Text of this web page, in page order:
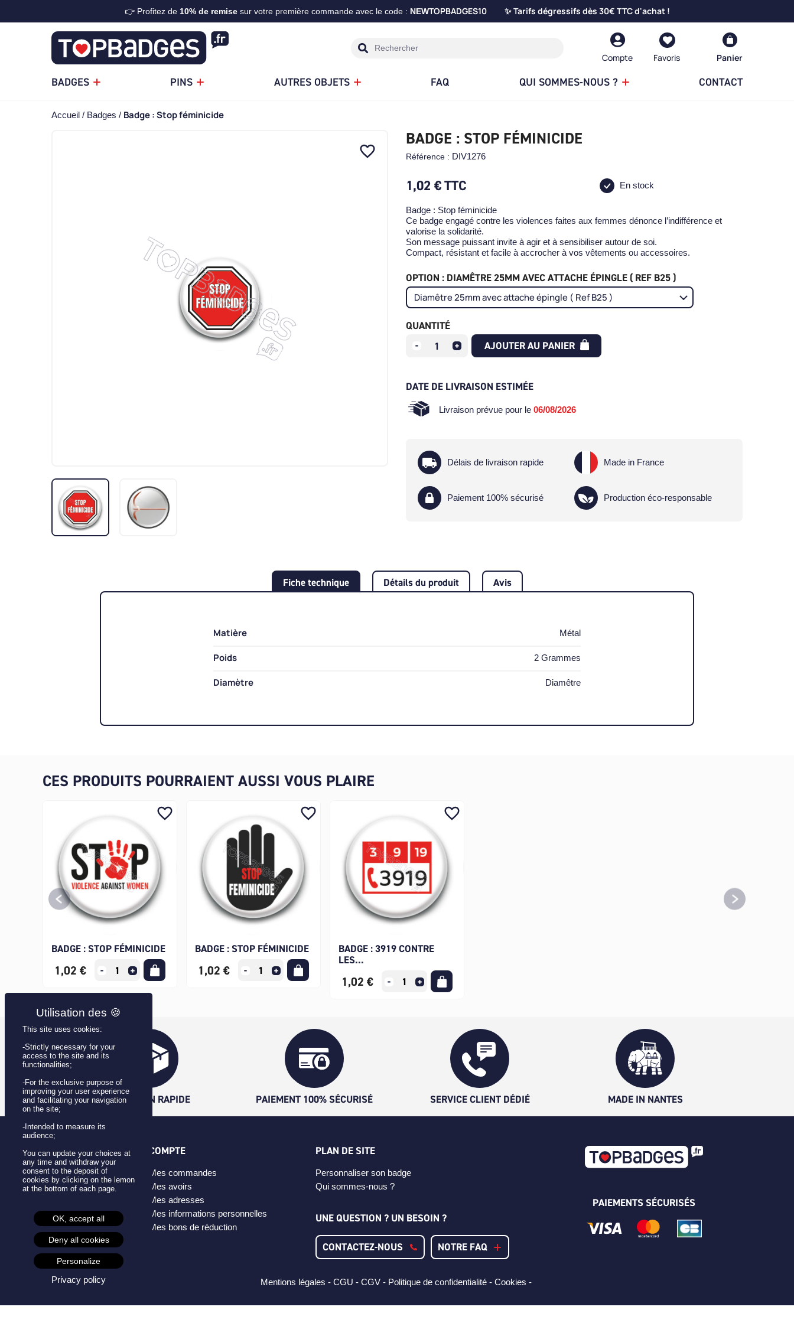
👉 Profitez de 10% de remisesur votre première commande avec le code : NEWTOPBADGES10 ✨ Tarifs dégressifs dès 30€ TTC d'achat !
Compte
BADGES PINS AUTRES OBJETS FAQ QUI SOMMES-NOUS ? CONTACT
Panier
Accueil Badges Badge : Stop féminicide
favorite_border
BADGE : STOP FÉMINICIDE
Référence : DIV1276
1,02 €TTC En stock
Badge : Stop féminicide
Ce badge engagé contre les violences faites aux femmes dénonce l’indifférence et
valorise la solidarité.
Son message puissant invite à agir et à sensibiliser autour de soi.
Compact, résistant et facile à accrocher à vos vêtements ou accessoires.
OPTION : DIAMÊTRE 25MM AVEC ATTACHE ÉPINGLE ( REF B25 )
QUANTITÉ
AJOUTER AU PANIER
DATE DE LIVRAISON ESTIMÉE
Livraison prévue pour le 06/08/2026
Délais de livraison rapide Made in France
Paiement 100% sécurisé Production éco-responsable
Fiche technique Détails du produit Avis
Matière Métal
Poids 2 Grammes
Diamètre Diamêtre
CES PRODUITS POURRAIENT AUSSI VOUS PLAIRE
BADGE : STOP FÉMINICIDE
1,02 €
favorite_border
BADGE : STOP FÉMINICIDE
1,02 €
favorite_border
BADGE : 3919 CONTRE
LES...
1,02 €
favorite_border
LIVRAISON RAPIDE PAIEMENT 100% SÉCURISÉ SERVICE CLIENT DÉDIÉ MADE IN NANTES
CATÉGORIES
Badges
Pins
Créateurs
COMPTE
Mes commandes
Mes avoirs
Mes adresses
Mes informations personnelles
Mes bons de réduction
PLAN DE SITE
Personnaliser son badge
Qui sommes-nous ?
UNE QUESTION ? UN BESOIN ?
CONTACTEZ-NOUS NOTRE FAQ
PAIEMENTS SÉCURISÉS
Mentions légales - CGU - CGV - Politique de confidentialité - Cookies -
This site uses cookies:
-Strictly necessary for your
access to the site and its
functionalities;
-For the exclusive purpose of
improving your user experience
and facilitating your navigation
on the site;
-Intended to measure its
audience;
You can update your choices at
any time and withdraw your
consent to the deposit of
cookies by clicking on the lemon
at the bottom of each page.
OK, accept all
Deny all cookies
Personalize
Privacy policy